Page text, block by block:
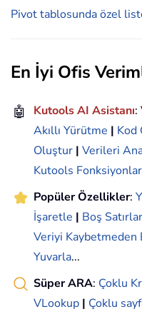
Pivot tablosunda özel
En İyi Ofis
🤖 Kutools AI Asistanı:
Akıllı Yürütme | Kod
Oluştur | Verileri
Kutools
Popüler Özellikler:
İşaretle | Boş
Veriyi
Yuvarla...
Süper ARA: Çoklu
VLookup | Çoklu